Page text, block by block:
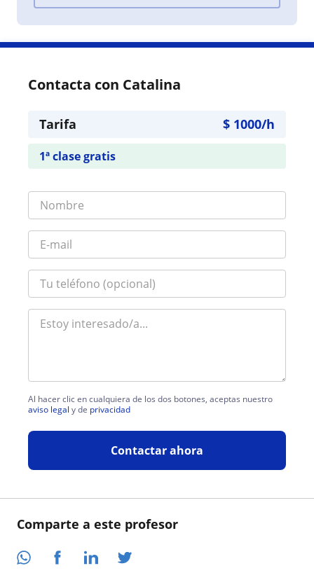
Comparte a este profesor
Contacta con Catalina
Tarifa $ 1000/h
1ª clase gratis
Al hacer clic en cualquiera de los dos botones, aceptas nuestro
aviso legal y de privacidad
Contactar ahora